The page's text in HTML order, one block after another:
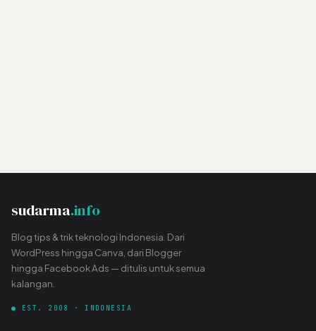
sudarma.info
Blog tips & trik teknologi Indonesia. Dari
WordPress hingga Canva, dari Blogger
hingga Facebook Ads — ditulis untuk semua
kalangan.
● EST. 2008 · INDONESIA